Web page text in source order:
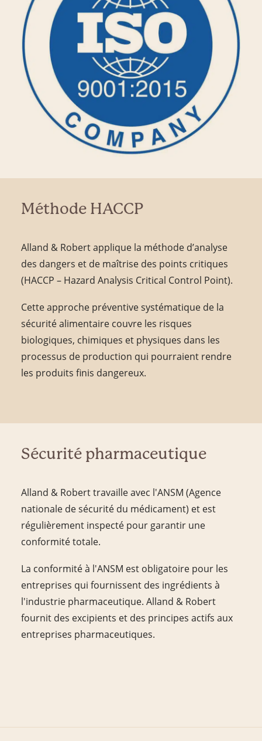
Méthode HACCP
Alland & Robert applique la méthode d’analyse
des dangers et de maîtrise des points critiques
(HACCP – Hazard Analysis Critical Control Point).
Cette approche préventive systématique de la
sécurité alimentaire couvre les risques
biologiques, chimiques et physiques dans les
processus de production qui pourraient rendre
les produits finis dangereux.
Sécurité pharmaceutique
Alland & Robert travaille avec l'ANSM (Agence
nationale de sécurité du médicament) et est
régulièrement inspecté pour garantir une
conformité totale.
La conformité à l'ANSM est obligatoire pour les
entreprises qui fournissent des ingrédients à
l'industrie pharmaceutique. Alland & Robert
fournit des excipients et des principes actifs aux
entreprises pharmaceutiques.